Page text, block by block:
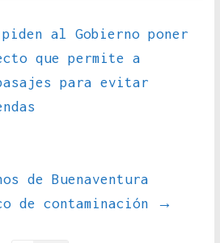
piden al Gobierno poner
que permite a
para evitar
de Buenaventura
de contaminación
→